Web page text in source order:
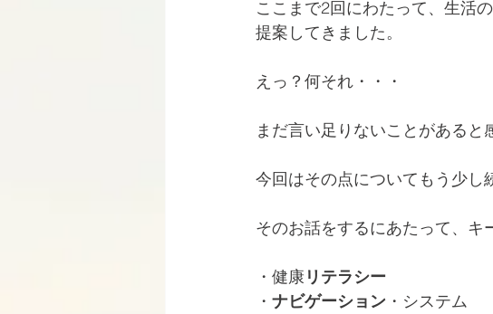
ボクシング YouTube
ここまで2回にわたって、生活
提案してきました。
えっ？何それ・・・
まだ言い足りないことがあると
今回はその点についてもう少し
そのお話をするにあたって、キ
・健康 リテラシー
・ ナビゲーション ・システム